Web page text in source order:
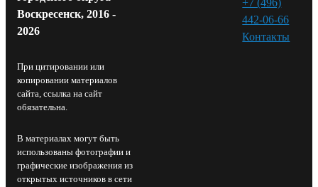
Воскресенск, 2016 -
2026
При цитировании или
копировании материалов
сайта, ссылка на сайт
обязательна.
В материалах могут быть
использованы фотографии и
графические изображения из
открытых источников в сети
442-06-66
Контакты⁠